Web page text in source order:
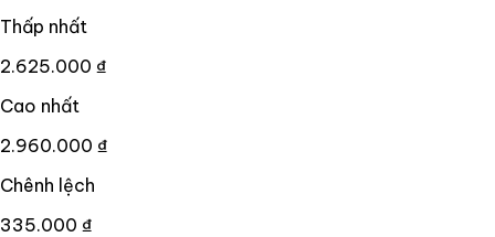
Thấp nhất
2.625.000 ₫
Cao nhất
2.960.000 ₫
Chênh lệch
335.000 ₫